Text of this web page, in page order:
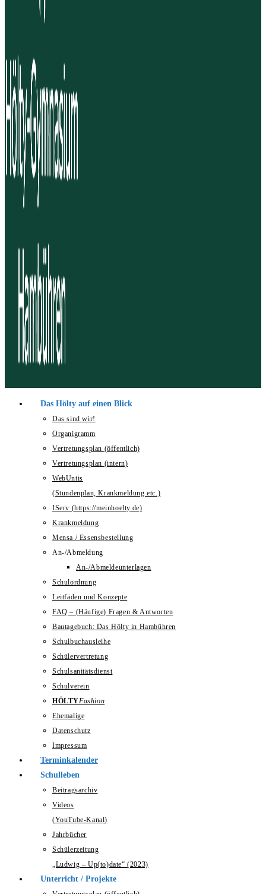
Das Hölty auf einen Blick
Das sind wir!
Organigramm
Vertretungsplan (öffentlich)
Vertretungsplan (intern)
WebUntis
(Stundenplan, Krankmeldung etc.)
IServ (https://meinhoelty.de)
Krankmeldung
Mensa / Essensbestellung
An-/Abmeldung
An-/Abmeldeunterlagen
Schulordnung
Leitfäden und Konzepte
FAQ – (Häufige) Fragen & Antworten
Bautagebuch: Das Hölty in Hambühren
Schulbuchausleihe
Schülervertretung
Schulsanitätsdienst
Schulverein
HÖLTYFashion
Ehemalige
Datenschutz
Impressum
Terminkalender
Schulleben
Beitragsarchiv
Videos
(YouTube-Kanal)
Jahrbücher
Schülerzeitung
„Ludwig – Up(to)date“ (2023)
Unterricht / Projekte